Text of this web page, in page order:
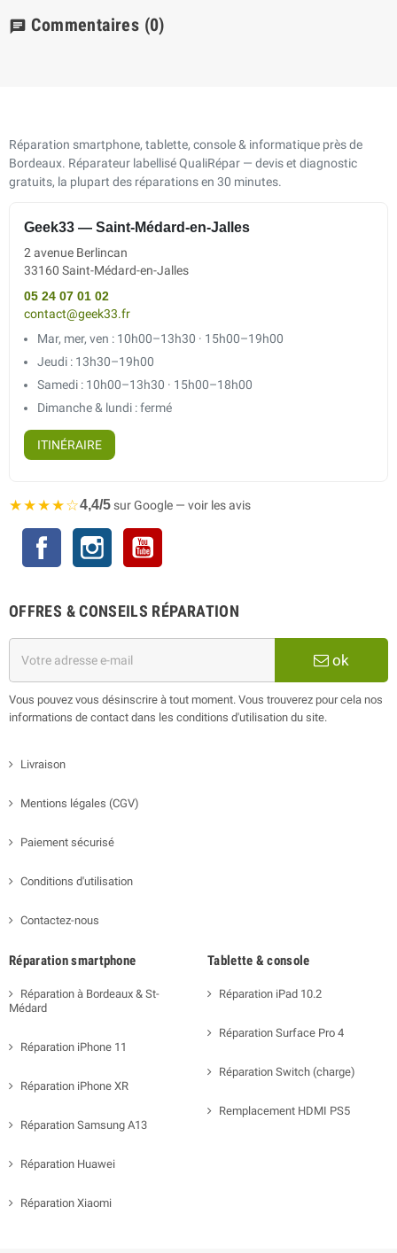
chat Commentaires (0)
Réparation smartphone, tablette, console & informatique près de
Bordeaux. Réparateur labellisé QualiRépar — devis et diagnostic
gratuits, la plupart des réparations en 30 minutes.
Geek33 — Saint-Médard-en-Jalles
2 avenue Berlincan
33160 Saint-Médard-en-Jalles
05 24 07 01 02
contact@geek33.fr
Mar, mer, ven : 10h00–13h30 · 15h00–19h00
Jeudi : 13h30–19h00
Samedi : 10h00–13h30 · 15h00–18h00
Dimanche & lundi : fermé
ITINÉRAIRE
★★★★☆4,4/5sur Google — voir les avis
Facebook Instagram
OFFRES & CONSEILS RÉPARATION
ok
Vous pouvez vous désinscrire à tout moment. Vous trouverez pour cela nos
informations de contact dans les conditions d'utilisation du site.
Livraison
Mentions légales (CGV)
Paiement sécurisé
Conditions d'utilisation
Contactez-nous
Réparation smartphone
Réparation à Bordeaux & St-
Médard
Réparation iPhone 11
Réparation iPhone XR
Réparation Samsung A13
Réparation Huawei
Réparation Xiaomi
Tablette & console
Réparation iPad 10.2
Réparation Surface Pro 4
Réparation Switch (charge)
Remplacement HDMI PS5